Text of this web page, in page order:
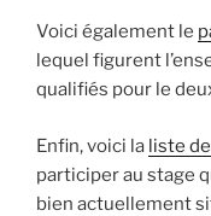
Voici également le
lequel figurent
qualifiés pour le
Enfin, voici la liste
participer au stage
bien actuellement